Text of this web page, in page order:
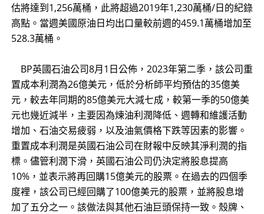
估將達到1,256萬桶，此將超過2019年1,230萬桶/日的紀錄
高點。當週美國原油日均出口量較前週的459.1萬桶增加至
528.3萬桶。
BP英國石油公司8月1日公佈，2023年第二季，該公司重
置成本利潤為26億美元，低於分析師平均預估的35億美
元，較去年同期的85億美元大減七成，較第一季的50億美
元也幾近減半，主要因為煉油利潤降低、週轉和維護活動
增加、石油交易疲弱，以及油氣價格下跌等因素的影響。
重置成本利潤是英國石油公司在財報中反映其淨利潤的指
標。儘管利潤下滑，英國石油公司仍決定將股息提高
10%，並表示將再回購15億美元的股票。在過去的四個季
度裡，該公司已經回購了100億美元的股票，並將股息增
加了五分之一。該做法與其他石油巨頭保持一致。殼牌、